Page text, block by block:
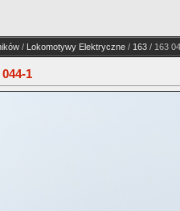
/ Lokomotywy Elektryczne / 163 / 163
044-1